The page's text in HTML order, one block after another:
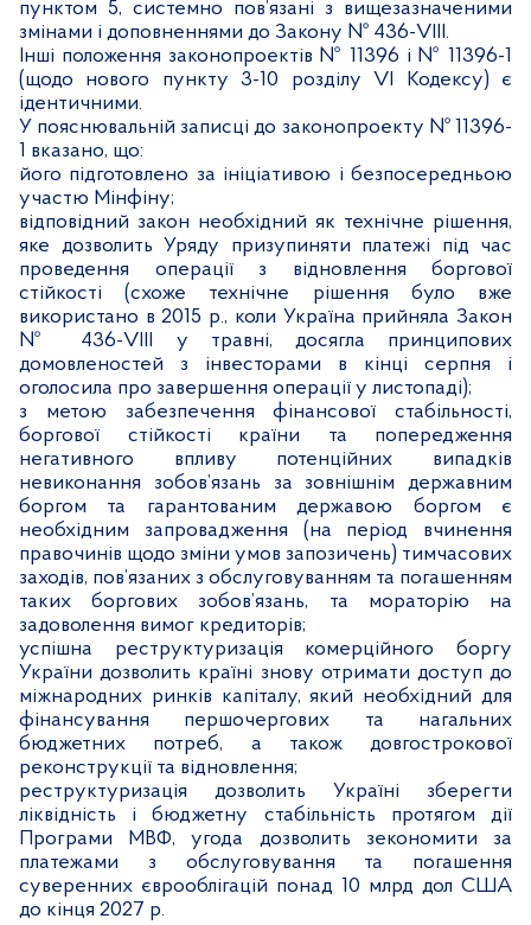
пунктом 5, системно пов’язані з вищезазначеними
змінами і доповненнями до Закону № 436-VIII.
Інші положення законопроектів № 11396 і № 11396-1
(щодо нового пункту 3-10 розділу VI
Кодексу) є
ідентичними.
У пояснювальній записці до законопроекту № 11396-
1 вказано, що:
його підготовлено за ініціативою і безпосередньою
участю Мінфіну;
відповідний закон необхідний як технічне рішення,
яке дозволить Уряду призупиняти платежі під час
проведення операції з відновлення боргової
стійкості (схоже технічне рішення було вже
використано в 2015 р., коли Україна прийняла Закон
№ 436-VIII у травні, досягла принципових
домовленостей з інвесторами в кінці серпня і
оголосила про завершення операції у листопаді);
з метою забезпечення фінансової стабільності,
боргової стійкості країни та попередження
негативного впливу потенційних випадків
невиконання зобов’язань за зовнішнім державним
боргом та гарантованим державою боргом є
необхідним запровадження (на період вчинення
правочинів щодо зміни умов запозичень) тимчасових
заходів, пов’язаних з обслуговуванням та погашенням
таких боргових зобов’язань, та мораторію на
задоволення вимог кредиторів;
успішна реструктуризація комерційного боргу
України дозволить країні знову отримати доступ до
міжнародних ринків капіталу, який необхідний для
фінансування першочергових та нагальних
бюджетних потреб, а також довгострокової
реконструкції та відновлення;
реструктуризація дозволить Україні зберегти
ліквідність і бюджетну стабільність протягом дії
Програми МВФ, угода дозволить зекономити за
платежами з обслуговування та погашення
суверенних єврооблігацій понад 10 млрд дол США
до кінця 2027 р.